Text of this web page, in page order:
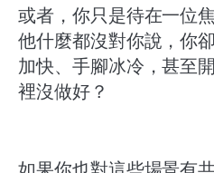
或者，你只是待在一位
他什麼都沒對你說，你
加快、手腳冰冷，甚至
裡沒做好？